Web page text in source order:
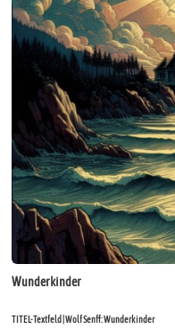
Wunderkinder
TITEL-Textfeld | Wolf Senff: Wunderkinder